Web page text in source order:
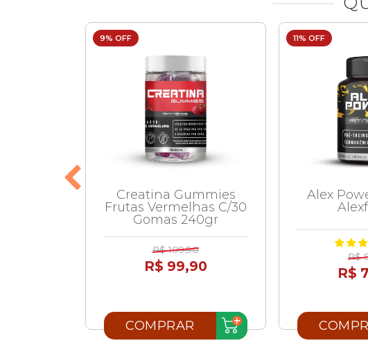
9% OFF
Creatina Gummies
Frutas Vermelhas C/30
Gomas 240gr
R$ 109,90
R$ 99,90
COMPRAR
11% OFF
Alex
R$
R$